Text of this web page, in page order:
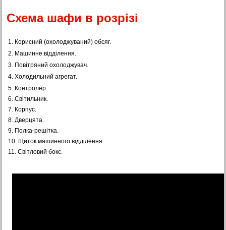
Схема шафи в розрізі
1. Корисний (охолоджуваний) обсяг.
2. Машинне відділення.
3. Повітряний охолоджувач.
4. Холодильний агрегат.
5. Контролер.
6. Світильник.
7. Корпус.
8. Дверцята.
9. Полка-решітка.
10. Щиток машинного відділення.
11. Світловий бокс.